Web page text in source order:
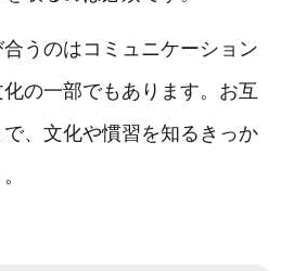
うのはコミュニケーション
の一部でもあります。お互
、文化や慣習を知るきっか